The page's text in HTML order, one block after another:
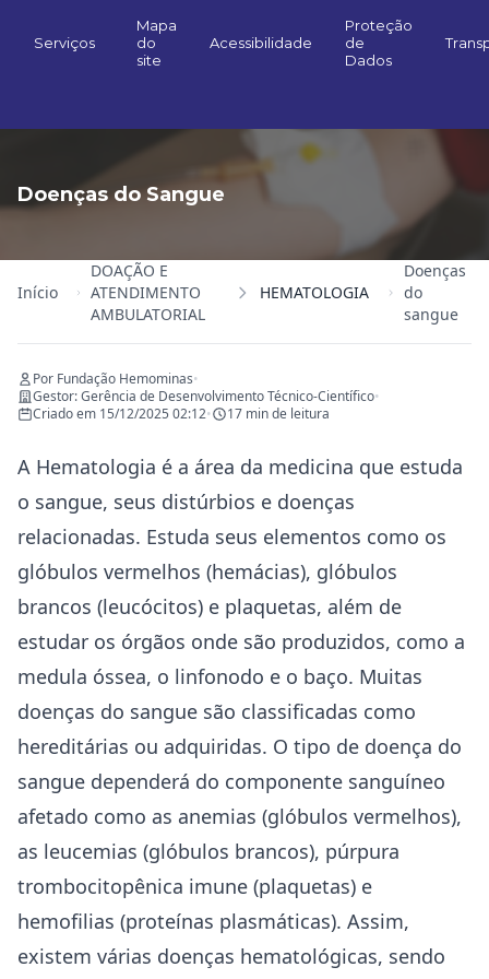
Serviços
Mapa
do
site
Acessibilidade
Proteção
de
Dados
Doenças do Sangue
Início
DOAÇÃO E
ATENDIMENTO
AMBULATORIAL
HEMATOLOGIA
Doenças
do
sangue
Por Fundação Hemominas•
Gestor: Gerência de Desenvolvimento Técnico-Científico•
Criado em 15/12/2025 02:12• 17 min de leitura
A Hematologia é a área da medicina que estuda
o sangue, seus distúrbios e doenças
relacionadas. Estuda seus elementos como os
glóbulos vermelhos (hemácias), glóbulos
brancos (leucócitos) e plaquetas, além de
estudar os órgãos onde são produzidos, como a
medula óssea, o linfonodo e o baço. Muitas
doenças do sangue são classificadas como
hereditárias ou adquiridas. O tipo de doença do
sangue dependerá do componente sanguíneo
afetado como as anemias (glóbulos vermelhos),
as leucemias (glóbulos brancos), púrpura
trombocitopênica imune (plaquetas) e
hemofilias (proteínas plasmáticas). Assim,
existem várias doenças hematológicas, sendo